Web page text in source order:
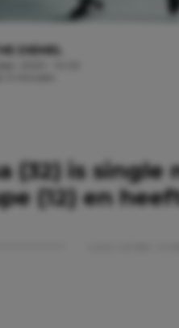
DIEMEL
(32) is single
(12) en